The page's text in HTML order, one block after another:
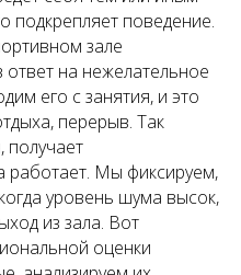
подкрепляет поведение.
зале
ответ на нежелательное
его с занятия, и это
перерыв. Так
получает
работает. Мы фиксируем,
уровень шума высок,
из зала. Вот
оценки